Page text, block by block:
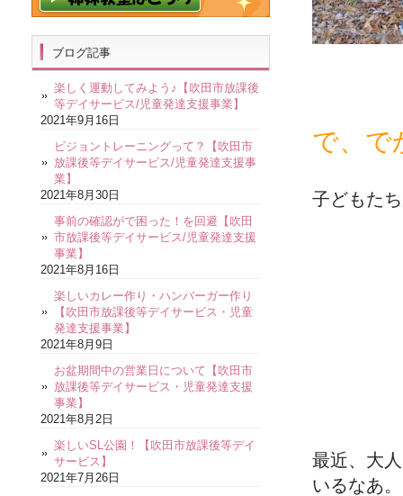
で、で
子どもた
最近、大
いるなあ
ブログ記事
楽しく運動してみよう♪【吹田市放課後
等デイサービス/児童発達支援事業】
2021年9月16日
ビジョントレーニングって？【吹田市
放課後等デイサービス/児童発達支援事
業】
2021年8月30日
事前の確認がで困った！を回避【吹田
市放課後等デイサービス/児童発達支援
事業】
2021年8月16日
楽しいカレー作り・ハンバーガー作り
【吹田市放課後等デイサービス・児童
発達支援事業】
2021年8月9日
お盆期間中の営業日について【吹田市
放課後等デイサービス・児童発達支援
事業】
2021年8月2日
楽しいSL公園！【吹田市放課後等デイ
サービス】
2021年7月26日